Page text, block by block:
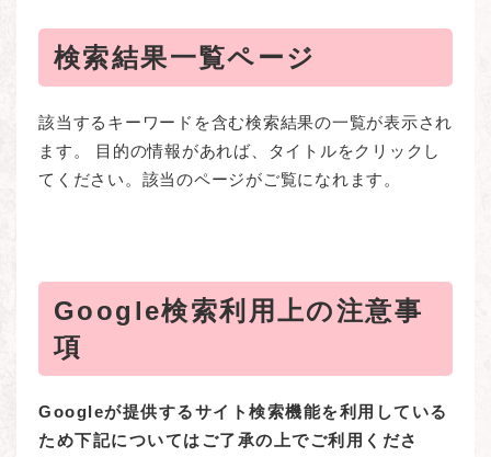
検索結果一覧ページ
該当するキーワードを含む検索結果の一覧が表示され
ます。 目的の情報があれば、タイトルをクリックし
てください。該当のページがご覧になれます。
Google検索利用上の注意事
項
Googleが提供するサイト検索機能を利用している
ため下記についてはご了承の上でご利用くださ